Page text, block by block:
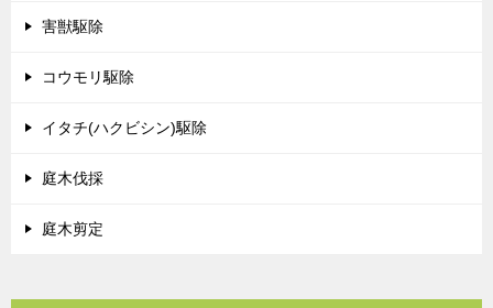
害獣駆除
コウモリ駆除
イタチ(ハクビシン)駆除
庭木伐採
庭木剪定